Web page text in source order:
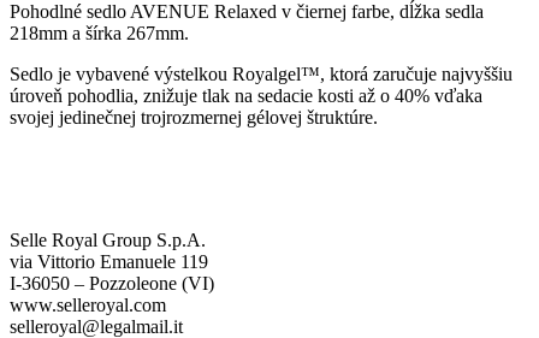
Pohodlné sedlo AVENUE Relaxed v čiernej farbe, dĺžka sedla
218mm a šírka 267mm.
Sedlo je vybavené výstelkou Royalgel™, ktorá zaručuje najvyššiu
úroveň pohodlia, znižuje tlak na sedacie kosti až o 40% vďaka
svojej jedinečnej trojrozmernej gélovej štruktúre.
Selle Royal Group S.p.A.
via Vittorio Emanuele 119
I-36050 – Pozzoleone (VI)
www.selleroyal.com
selleroyal@legalmail.it